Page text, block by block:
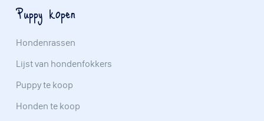
Puppy kopen
Hondenrassen
Lijst van hondenfokkers
Puppy te koop
Honden te koop